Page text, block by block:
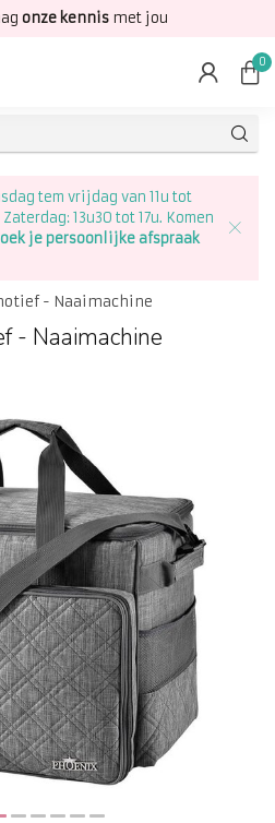
onze kennis met jou
0
tem vrijdag van 11u tot
13u30 tot 17u. Komen
je persoonlijke afspraak
- Naaimachine
- Naaimachine